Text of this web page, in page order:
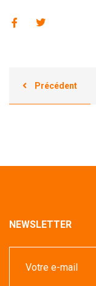
Précédent
NEWSLETTER